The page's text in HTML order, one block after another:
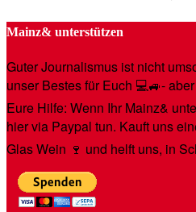
Mainz& unterstützen
Guter Journalismus ist nicht
unser Bestes für Euch 💻🚙-
Eure Hilfe: Wenn Ihr Mainz&
hier via Paypal tun. Kauft uns
Glas Wein 🍷 und helft uns, in